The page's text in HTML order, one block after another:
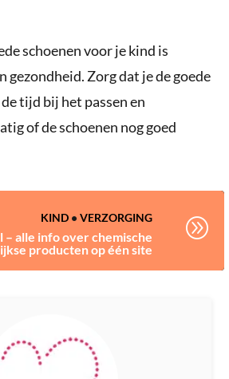
schoenen voor je kind is
gezondheid. Zorg dat je de goede
tijd bij het passen en
of de schoenen nog goed
KIND• VERZORGING
alle info over chemische
producten op één site
A